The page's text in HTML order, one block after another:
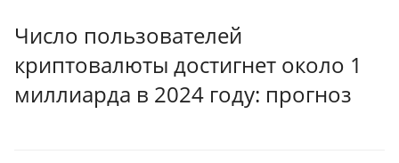
Число пользователей
криптовалюты достигнет около 1
миллиарда в 2024 году: прогноз